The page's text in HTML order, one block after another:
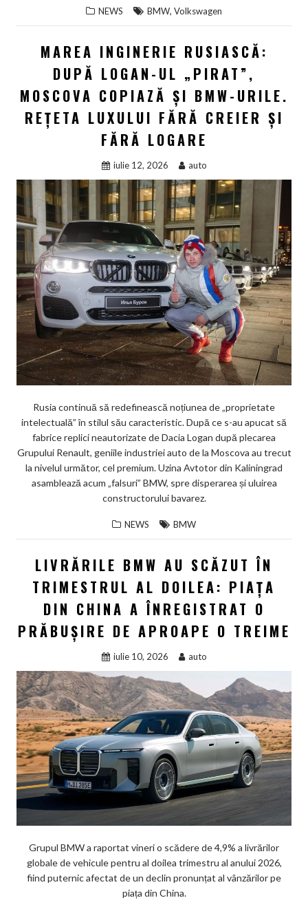
NEWS BMW, Volkswagen
MAREA INGINERIE RUSIASCĂ:
DUPĂ LOGAN-UL „PIRAT”,
MOSCOVA COPIAZĂ ȘI BMW-URILE.
REȚETA LUXULUI FĂRĂ CREIER ȘI
FĂRĂ LOGARE
iulie 12, 2026 auto
Rusia continuă să redefinească noțiunea de „proprietate
intelectuală” în stilul său caracteristic. După ce s-au apucat să
fabrice replici neautorizate de Dacia Logan după plecarea
Grupului Renault, geniile industriei auto de la Moscova au trecut
la nivelul următor, cel premium. Uzina Avtotor din Kaliningrad
asamblează acum „falsuri” BMW, spre disperarea și uluirea
constructorului bavarez.
NEWS BMW
LIVRĂRILE BMW AU SCĂZUT ÎN
TRIMESTRUL AL DOILEA: PIAȚA
DIN CHINA A ÎNREGISTRAT O
PRĂBUȘIRE DE APROAPE O TREIME
iulie 10, 2026 auto
Grupul BMW a raportat vineri o scădere de 4,9% a livrărilor
globale de vehicule pentru al doilea trimestru al anului 2026,
fiind puternic afectat de un declin pronunțat al vânzărilor pe
piața din China.